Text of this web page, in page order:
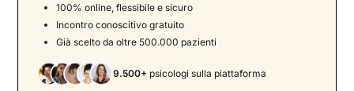
Transfert erotico
Transfert Positivo
Transfert Emotivo
Transfert nevrotico
100% online, flessibile e sicuro
Incontro conoscitivo gratuito
Già scelto da oltre 500.000 pazienti
9.500+ psicologi sulla piattaforma